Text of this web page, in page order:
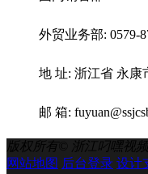
外贸业务部: 0579-
地 址: 浙江省 永康
邮 箱:
版权所有©
浙江叼嘿视
网站地图 后台登录 设计